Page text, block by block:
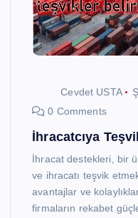
Cevdet USTA
0 Comments
İhracatcıya
İhracat destekleri, bir
ve ihracatı teşvik
avantajlar ve
firmaların rekabet